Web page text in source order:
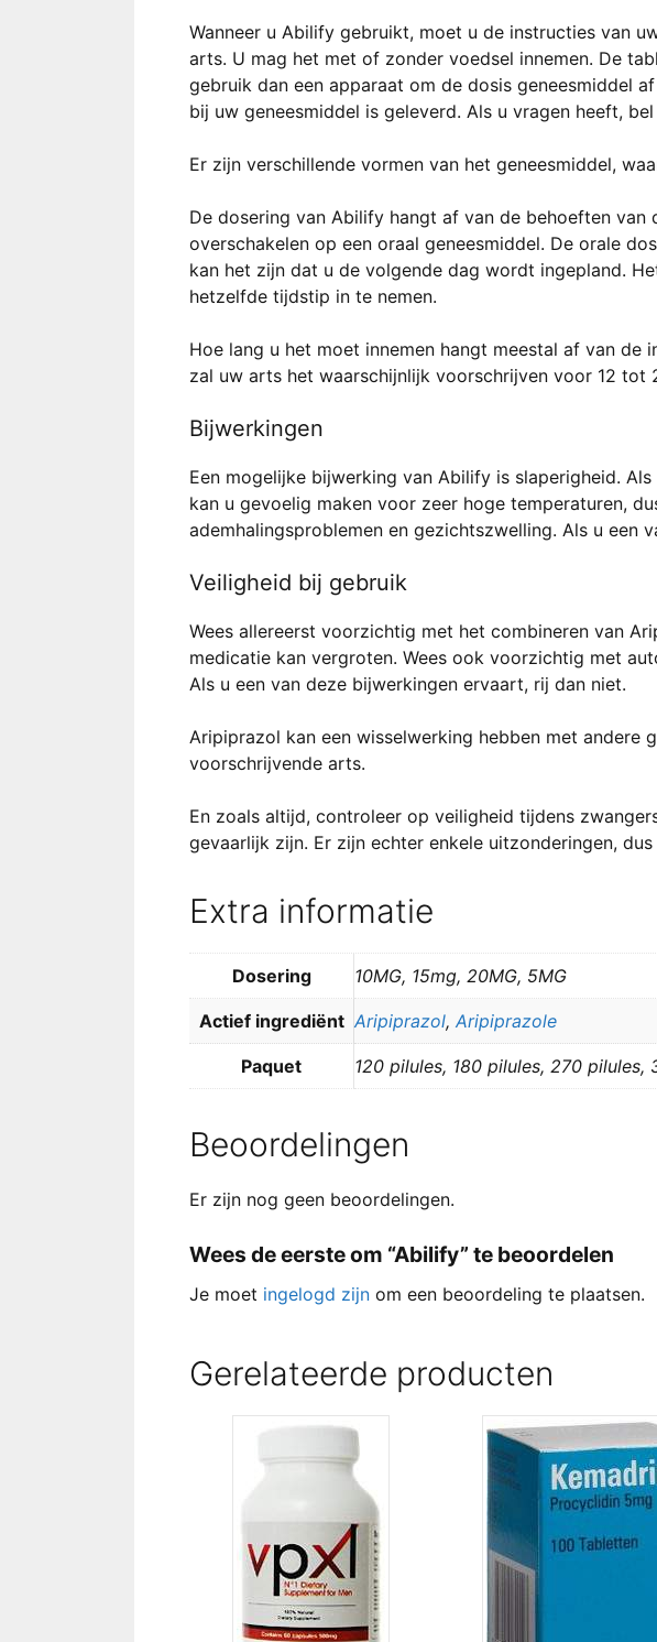
Wanneer u Abilify gebruikt, moet u de instructies van
arts. U mag het met of zonder voedsel innemen. De
gebruik dan een apparaat om de dosis geneesmiddel
bij uw geneesmiddel is geleverd. Als u vragen heeft,
Er zijn verschillende vormen van het geneesmiddel,
De dosering van Abilify hangt af van de behoeften
overschakelen op een oraal geneesmiddel. De orale
kan het zijn dat u de volgende dag wordt ingepland.
hetzelfde tijdstip in te nemen.
Hoe lang u het moet innemen hangt meestal af van
zal uw arts het waarschijnlijk voorschrijven voor 12 tot
Bijwerkingen
Een mogelijke bijwerking van Abilify is slaperigheid.
kan u gevoelig maken voor zeer hoge temperaturen,
ademhalingsproblemen en gezichtszwelling. Als u een
Veiligheid bij gebruik
Wees allereerst voorzichtig met het combineren van
medicatie kan vergroten. Wees ook voorzichtig met
Als u een van deze bijwerkingen ervaart, rij dan niet.
Aripiprazol kan een wisselwerking hebben met andere
voorschrijvende arts.
En zoals altijd, controleer op veiligheid tijdens
gevaarlijk zijn. Er zijn echter enkele uitzonderingen,
Extra informatie
Dosering 10MG, 15mg, 20MG, 5MG
Actief ingrediënt Aripiprazol, Aripiprazole
Paquet 120 pilules, 180 pilules, 270
Beoordelingen
Er zijn nog geen beoordelingen.
Wees de eerste om “Abilify” te beoordelen
Je moet ingelogd zijn om een beoordeling te plaatsen.
Gerelateerde producten